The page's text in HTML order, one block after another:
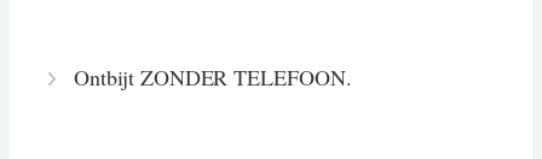
Ontbijt ZONDER TELEFOON.